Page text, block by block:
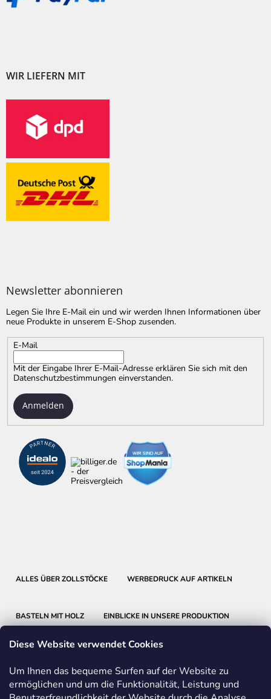
Diese Website verwendet Cookies
Um Ihnen das bequeme Surfen auf der Website zu
ermöglichen und um die Funktionalität, Leistung und
WIR LIEFERN MIT
Newsletter abonnieren
Legen Sie Ihre E-Mail ein und wir werden Ihnen Informationen über
neue Produkte in unserem E-Shop zusenden.
E-Mail
Mit der Eingabe Ihrer E-Mail-Adresse erklären Sie sich mit den
Datenschutzbestimmungen einverstanden.
Anmelden
ALLES ÜBER ZOLLSTÖCKE WERBEDRUCK AUF ARTIKELN
BASTELN MIT HOLZ EINBLICKE IN UNSERE PRODUKTION